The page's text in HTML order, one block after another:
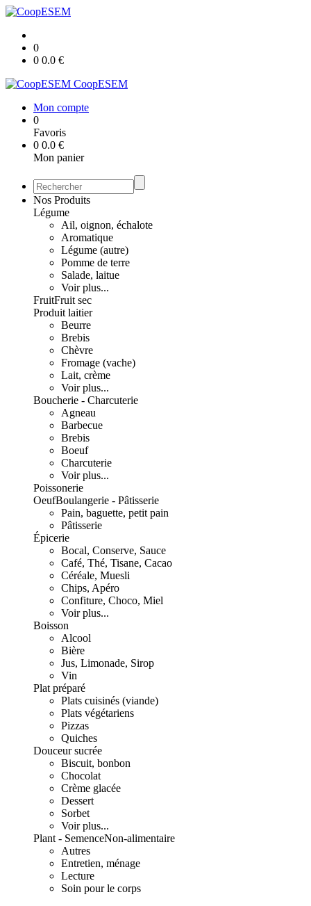
0
0 0.0 €
CoopESEM
Mon compte
0
Favoris
0 0.0 €
Mon panier
Nos Produits
Légume
Ail, oignon, échalote
Aromatique
Légume (autre)
Pomme de terre
Salade, laitue
Voir plus...
FruitFruit sec
Produit laitier
Beurre
Brebis
Chèvre
Fromage (vache)
Lait, crème
Voir plus...
Boucherie - Charcuterie
Agneau
Barbecue
Brebis
Boeuf
Charcuterie
Voir plus...
Poissonerie
OeufBoulangerie - Pâtisserie
Pain, baguette, petit pain
Pâtisserie
Épicerie
Bocal, Conserve, Sauce
Café, Thé, Tisane, Cacao
Céréale, Muesli
Chips, Apéro
Confiture, Choco, Miel
Voir plus...
Boisson
Alcool
Bière
Jus, Limonade, Sirop
Vin
Plat préparé
Plats cuisinés (viande)
Plats végétariens
Pizzas
Quiches
Douceur sucrée
Biscuit, bonbon
Chocolat
Crème glacée
Dessert
Sorbet
Voir plus...
Plant - SemenceNon-alimentaire
Autres
Entretien, ménage
Lecture
Soin pour le corps